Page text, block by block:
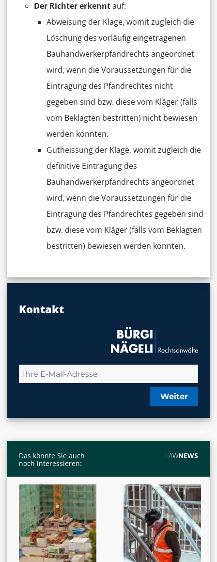
Der Richter erkenntauf:
Abweisung der Klage, womit zugleich die
Löschung des vorläufig eingetragenen
Bauhandwerkerpfandrechts angeordnet
wird, wenn die Voraussetzungen für die
Eintragung des Pfandrechtes nicht
gegeben sind bzw. diese vom Kläger (falls
vom Beklagten bestritten) nicht bewiesen
werden konnten.
Gutheissung der Klage, womit zugleich die
definitive Eintragung des
Bauhandwerkerpfandrechts angeordnet
wird, wenn die Voraussetzungen für die
Eintragung des Pfandrechtes gegeben sind
bzw. diese vom Kläger (falls vom Beklagten
bestritten) bewiesen werden konnten.
Kontakt
Weiter
Das könnte Sie auch
noch interessieren:
LAWNEWS